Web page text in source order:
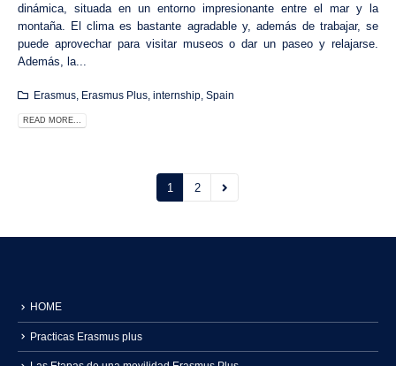
dinámica, situada en un entorno impresionante entre el mar y la
montaña. El clima es bastante agradable y, además de trabajar, se
puede aprovechar para visitar museos o dar un paseo y relajarse.
Además, la...
Erasmus, Erasmus Plus, internship, Spain
READ MORE...
1 2
HOME
Practicas Erasmus plus